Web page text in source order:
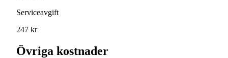
Serviceavgift
247 kr
Övriga kostnader